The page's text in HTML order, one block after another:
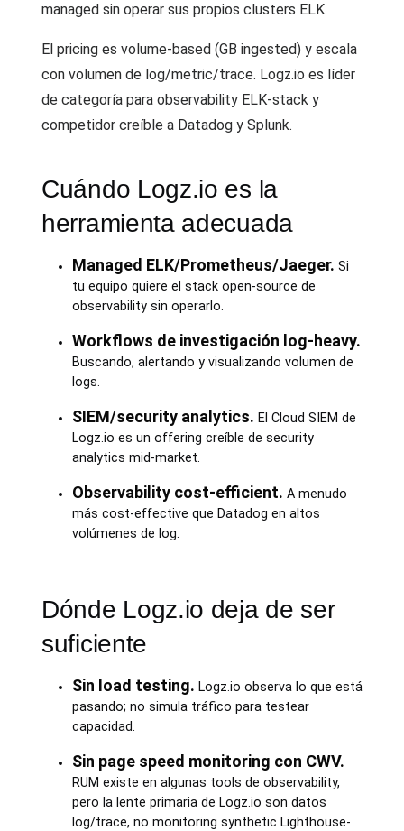
managed sin operar sus propios clusters ELK.
El pricing es volume-based (GB ingested) y escala
con volumen de log/metric/trace. Logz.io es líder
de categoría para observability ELK-stack y
competidor creíble a Datadog y Splunk.
Cuándo Logz.io es la
herramienta adecuada
Managed ELK/Prometheus/Jaeger. Si
tu equipo quiere el stack open-source de
observability sin operarlo.
Workflows de investigación log-heavy.
Buscando, alertando y visualizando volumen de
logs.
SIEM/security analytics. El Cloud SIEM de
Logz.io es un offering creíble de security
analytics mid-market.
Observability cost-efficient. A menudo
más cost-effective que Datadog en altos
volúmenes de log.
Dónde Logz.io deja de ser
suficiente
Sin load testing. Logz.io observa lo que está
pasando; no simula tráfico para testear
capacidad.
Sin page speed monitoring con CWV.
RUM existe en algunas tools de observability,
pero la lente primaria de Logz.io son datos
log/trace, no monitoring synthetic Lighthouse-